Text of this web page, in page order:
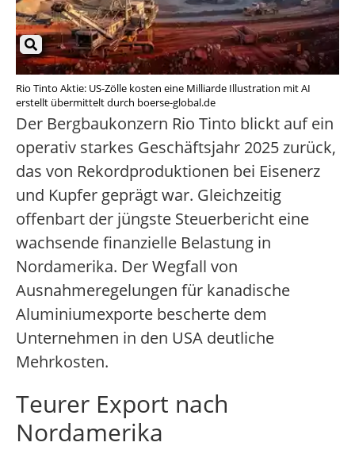
Rio Tinto Aktie: US-Zölle kosten eine Milliarde Illustration mit AI
erstellt übermittelt durch boerse-global.de
Der Bergbaukonzern Rio Tinto blickt auf ein
operativ starkes Geschäftsjahr 2025 zurück,
das von Rekordproduktionen bei Eisenerz
und Kupfer geprägt war. Gleichzeitig
offenbart der jüngste Steuerbericht eine
wachsende finanzielle Belastung in
Nordamerika. Der Wegfall von
Ausnahmeregelungen für kanadische
Aluminiumexporte bescherte dem
Unternehmen in den USA deutliche
Mehrkosten.
Teurer Export nach
Nordamerika